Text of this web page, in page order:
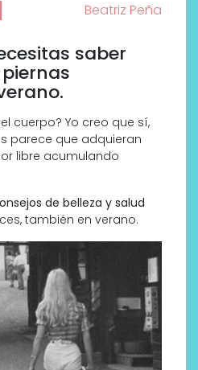
Beatriz Peña
saber
cuerpo? Yo creo que sí,
parece que adquieran
libre acumulando
de belleza y salud
también en verano.